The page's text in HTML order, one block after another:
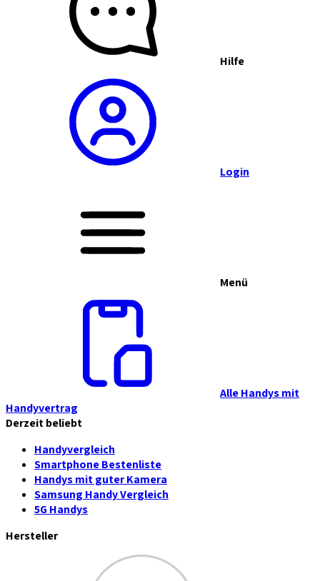
Hilfe
Login
Menü
Alle Handys mit
Handyvertrag
Derzeit beliebt
Handyvergleich
Smartphone Bestenliste
Handys mit guter Kamera
Samsung Handy Vergleich
5G Handys
Hersteller